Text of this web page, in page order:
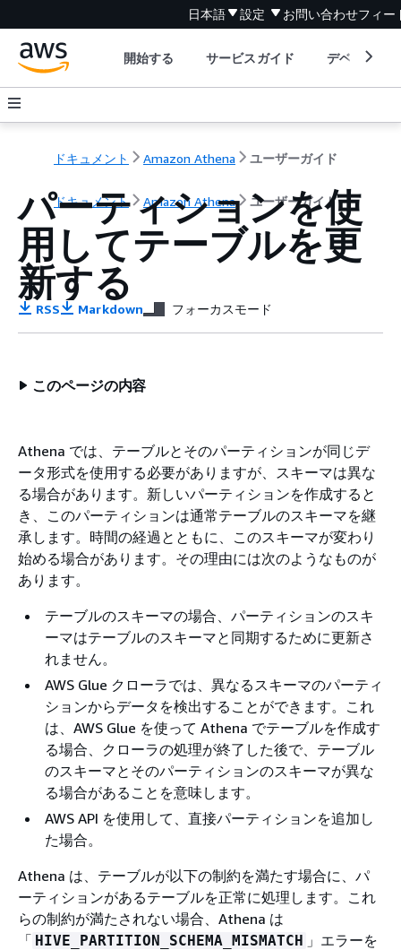
日本語 設定 お問い合わせフィー
開始する サービスガイド デベロッパ
ドキュメント Amazon Athena ユーザーガイド
ドキュメント Amazon Athena ユーザーガイド
パーティションを使
用してテーブルを更
新する
RSS Markdown フォーカスモード
このページの内容
Athena では、テーブルとそのパーティションが同じデ
ータ形式を使用する必要がありますが、スキーマは異な
る場合があります。新しいパーティションを作成すると
き、このパーティションは通常テーブルのスキーマを継
承します。時間の経過とともに、このスキーマが変わり
始める場合があります。その理由には次のようなものが
あります。
テーブルのスキーマの場合、パーティションのスキ
ーマはテーブルのスキーマと同期するために更新さ
れません。
AWS Glue クローラでは、異なるスキーマのパーティ
ションからデータを検出することができます。これ
は、AWS Glue を使って Athena でテーブルを作成す
る場合、クローラの処理が終了した後で、テーブル
のスキーマとそのパーティションのスキーマが異な
る場合があることを意味します。
AWS API を使用して、直接パーティションを追加し
た場合。
Athena は、テーブルが以下の制約を満たす場合に、パ
ーティションがあるテーブルを正常に処理します。これ
らの制約が満たされない場合、Athena は
「 HIVE_PARTITION_SCHEMA_MISMATCH 」エラーを